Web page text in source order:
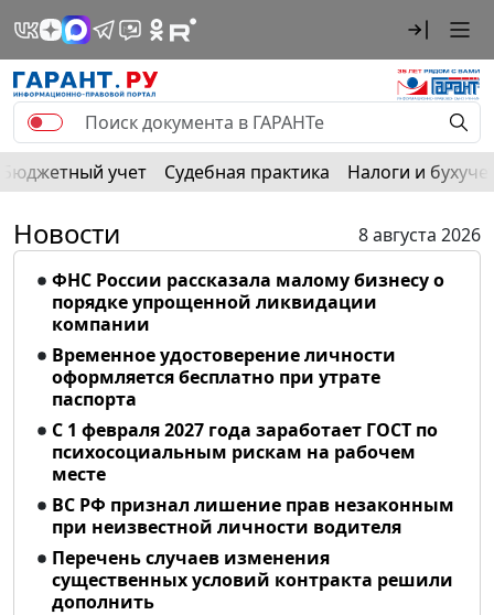
Бюджетный учет Судебная практика Налоги и
Новости
8 августа 2026
ФНС России рассказала малому бизнесу о
порядке упрощенной ликвидации
компании
Временное удостоверение личности
оформляется бесплатно при утрате
паспорта
С 1 февраля 2027 года заработает ГОСТ по
психосоциальным рискам на рабочем
месте
ВС РФ признал лишение прав незаконным
при неизвестной личности водителя
Перечень случаев изменения
существенных условий контракта решили
дополнить